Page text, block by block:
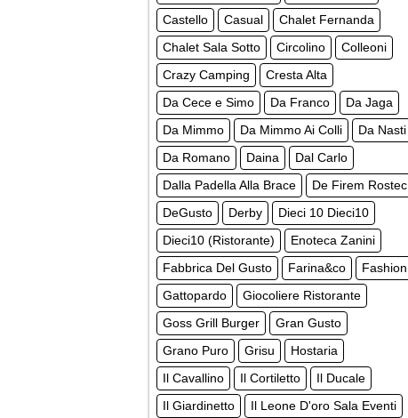
Castello
Casual
Chalet Fernanda
Chalet Sala Sotto
Circolino
Colleoni
Crazy Camping
Cresta Alta
Da Cece e Simo
Da Franco
Da Jaga
Da Mimmo
Da Mimmo Ai Colli
Da Nasti
Da Romano
Daina
Dal Carlo
Dalla Padella Alla Brace
De Firem Rostec
DeGusto
Derby
Dieci 10 Dieci10
Dieci10 (Ristorante)
Enoteca Zanini
Fabbrica Del Gusto
Farina&co
Fashion
Gattopardo
Giocoliere Ristorante
Goss Grill Burger
Gran Gusto
Grano Puro
Grisu
Hostaria
Il Cavallino
Il Cortiletto
Il Ducale
Il Giardinetto
Il Leone D'oro Sala Eventi